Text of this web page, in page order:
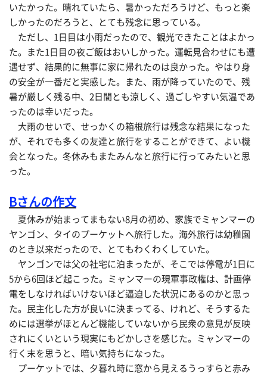
いたかった。晴れていたら、暑かっただろうけど、もっと楽
しかったのだろうと、とても残念に思っている。
ただし、1日目は小雨だったので、観光できたことはよかっ
た。また1日目の夜ご飯はおいしかった。運転見合わせにも遭
遇せず、結果的に無事に家に帰れたのは良かった。やはり身
の安全が一番だと実感した。また、雨が降っていたので、残
暑が厳しく残る中、2日間とも涼しく、過ごしやすい気温であ
ったのは幸いだった。
大雨のせいで、せっかくの箱根旅行は残念な結果になった
が、それでも多くの友達と旅行をすることができて、よい機
会となった。冬休みもまたみんなと旅行に行ってみたいと思
った。
Bさんの作文
夏休みが始まってまもない8月の初め、家族でミャンマーの
ヤンゴン、タイのプーケットへ旅行した。海外旅行は幼稚園
のとき以来だったので、とてもわくわくしていた。
ヤンゴンでは父の社宅に泊まったが、そこでは停電が1日に
5から6回ほど起こった。ミャンマーの現軍事政権は、計画停
電をしなければいけないほど逼迫した状況にあるのかと思っ
た。民主化した方が良いに決まってる、けれど、そうするた
めには選挙がほとんど機能していないから民衆の意見が反映
されにくいという現実にもどかしさを感じた。ミャンマーの
行く末を思うと、暗い気持ちになった。
プーケットでは、夕暮れ時に窓から見えるうっすらと赤み